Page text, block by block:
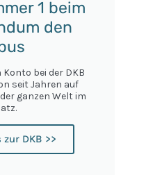
1 beim
den
bei der DKB
seit Jahren auf
ganzen Welt im
DKB >>